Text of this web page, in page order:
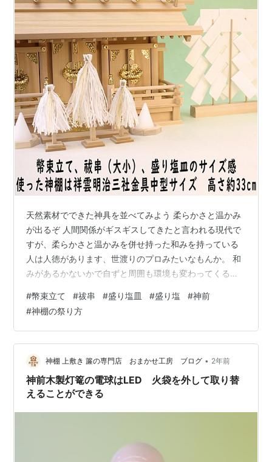
天然素材でできた神具を並べてみよう 柔らかさと温かみ
が出るぞ 人間関係がギスギスしてきたと言われる現代で
すが、柔らかさと温かみを併せ持った和みを持っている
人は人徳があります、世渡りのプロみたいなもんか。 和
みがあるかないかで自ずと周囲も環境も変わってくるか
っていく、、、なんとも表現を具現化するには置かれた
環境次第の話になるんだが・・・。 木製品を扱っている
とわかることがあって、大量生産には向かないなってこ
となんだけど、そりゃプラスチック製品の生産現場を見
ると、木製品なんか子供の工作みたな感じを受ける。 ど
うして大量生産に不向きかと言えば、素材…
#幣束立て #祓串 #盛り塩皿 #盛り塩 #神前
#神棚の祭り方
神棚 上敷き 簾の専門店 おまかせ工房 ブログ • 2年前
神前木製灯篭の電球はLED 火袋を外して取り替
えることができる